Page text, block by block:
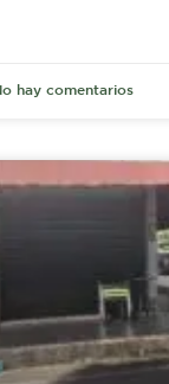
hay comentarios